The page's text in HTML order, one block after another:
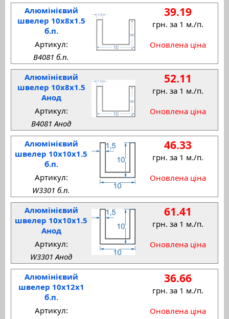
Алюмінієвий
швелер 10x8x1.5
б.п.
39.19
грн. за 1 м./п.
Оновлена ціна
Артикул:
B4081 б.п.
Алюмінієвий
швелер 10x8x1.5
Анод
52.11
грн. за 1 м./п.
Оновлена ціна
Артикул:
B4081 Анод
Алюмінієвий
швелер 10x10x1.5
б.п.
46.33
грн. за 1 м./п.
Оновлена ціна
Артикул:
W3301 б.п.
Алюмінієвий
швелер 10x10x1.5
Анод
61.41
грн. за 1 м./п.
Оновлена ціна
Артикул:
W3301 Анод
Алюмінієвий
швелер 10x12x1
б.п.
36.66
грн. за 1 м./п.
Оновлена ціна
Артикул: